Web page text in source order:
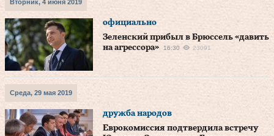
Вторник, 4 июня 2019
официально
Зеленский прибыл в Брюссель «давить
на агрессора»
16:30 23091
Среда, 29 мая 2019
дружба народов
Еврокомиссия подтвердила встречу